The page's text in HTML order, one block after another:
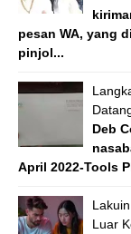
pesan WA, yang
pinjol...
Deb
April 2022-Tools
Luar